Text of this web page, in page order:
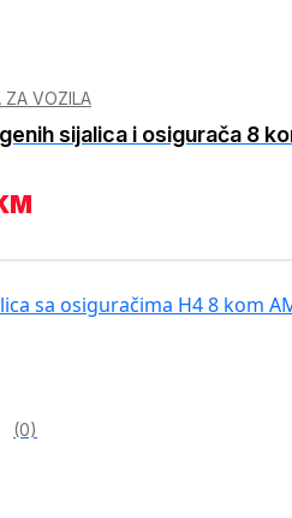
ZA VOZILA
sijalica i osigurača 8
(0)